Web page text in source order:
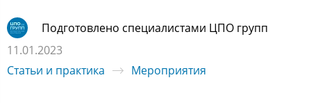
Подготовлено специалистами ЦПО групп
11.01.2023
Статьи и практика
Мероприятия